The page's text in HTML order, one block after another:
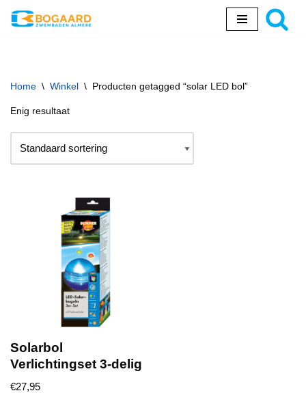
inhoud
Home \ Winkel \ Producten getagged “solar LED bol”
Enig resultaat
Solarbol
Verlichtingset 3-delig
€27,95